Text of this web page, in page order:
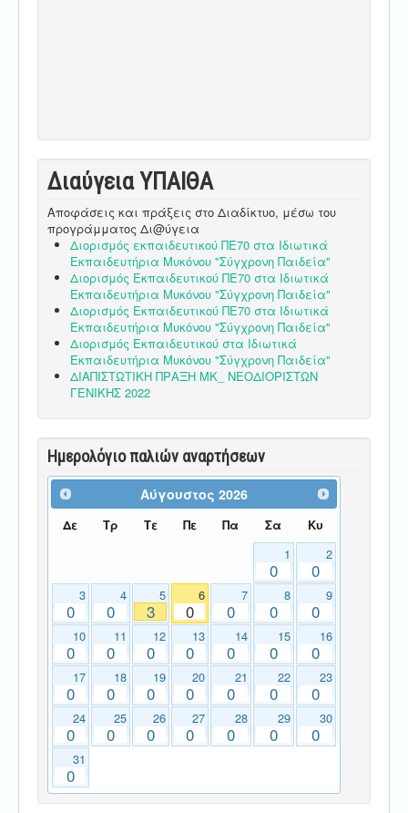
Διαύγεια ΥΠΑΙΘA
Αποφάσεις και πράξεις στο Διαδίκτυο, μέσω του
προγράμματος Δι@ύγεια
Διορισμός εκπαιδευτικού ΠΕ70 στα Ιδιωτικά
Εκπαιδευτήρια Μυκόνου "Σύγχρονη Παιδεία"
Διορισμός Εκπαιδευτικού ΠΕ70 στα Ιδιωτικά
Εκπαιδευτήρια Μυκόνου "Σύγχρονη Παιδεία"
Διορισμός Εκπαιδευτικού ΠΕ70 στα Ιδιωτικά
Εκπαιδευτήρια Μυκόνου "Σύγχρονη Παιδεία"
Διορισμός Εκπαιδευτικού στα Ιδιωτικά
Εκπαιδευτήρια Μυκόνου "Σύγχρονη Παιδεία"
ΔΙΑΠΙΣΤΩΤΙΚΗ ΠΡΑΞΗ ΜΚ_ ΝΕΟΔΙΟΡΙΣΤΩΝ
ΓΕΝΙΚΗΣ 2022
Ημερολόγιο παλιών αναρτήσεων
Αύγουστος 2026
Δε Τρ Τε Πε Πα Σα Κυ
1
0
2
0
3
0
4
0
5
3
6
0
7
0
8
0
9
0
10
0
11
0
12
0
13
0
14
0
15
0
16
0
17
0
18
0
19
0
20
0
21
0
22
0
23
0
24
0
25
0
26
0
27
0
28
0
29
0
30
0
31
0